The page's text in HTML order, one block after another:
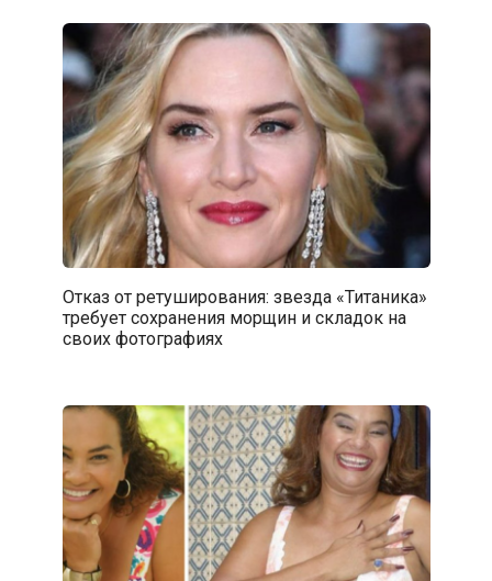
Отказ от ретуширования: звезда «Титаника»
требует сохранения морщин и складок на
своих фотографиях